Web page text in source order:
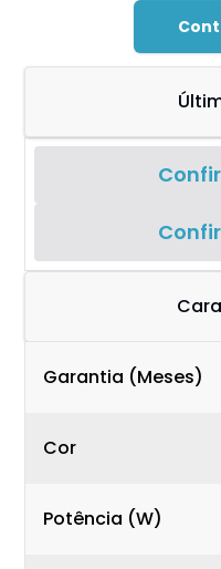
Garantia (Meses)
Cor
Potência (W)